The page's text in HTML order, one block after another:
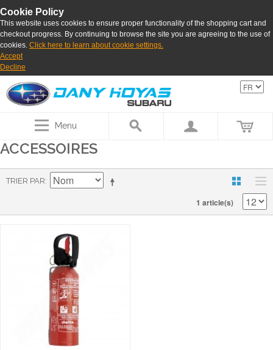
Cookie Policy
This website uses cookies to ensure proper functionality of the shopping cart and
checkout progress. By continuing to browse the site you are agreeing to the use of
cookies. Click here to learn about cookie settings.
Accept
Decline
Menu
ACCESSOIRES
TRIER PAR
1 article(s)